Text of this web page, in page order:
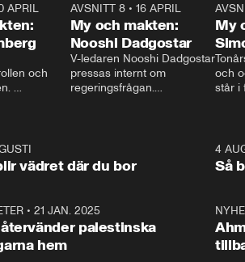
APRIL
och
AVSNITT 8• 16 APRIL
My och makten:
Nooshi Dadgostar
V-ledaren Nooshi Dadgostar
pressas internt om
regeringsfrågan.
– Vi ställer upp i val. Ska vi
vara med så sitter vi förstås
My
och
står i
vädret där du bor
4
Så
•21 JAN. 2025
palestinska
hem